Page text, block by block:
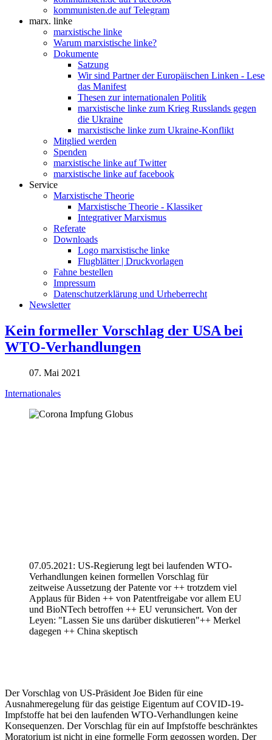
kommunisten.de auf Telegram
marx. linke
marxistische linke
Warum marxistische linke?
Dokumente
Satzung
Wir sind Partner der Europäischen Linken - Lese
das Manifest
Thesen zur internationalen Politik
marxistische linke zum Krieg Russlands gegen
die Ukraine
marxistische linke zum Ukraine-Konflikt
Mitglied werden
Spenden
marxistische linke auf Twitter
marxistische linke auf facebook
Service
Marxistische Theorie
Marxistische Theorie - Klassiker
Integrativer Marxismus
Referate
Downloads
Logo marxistische linke
Flugblätter | Druckvorlagen
Fahne bestellen
Impressum
Datenschutzerklärung und Urheberrecht
Newsletter
Kein formeller Vorschlag der USA bei
WTO-Verhandlungen
07. Mai 2021
Internationales
07.05.2021: US-Regierung legt bei laufenden WTO-
Verhandlungen keinen formellen Vorschlag für
zeitweise Aussetzung der Patente vor ++ trotzdem viel
Applaus für Biden ++ von Patentfreigabe vor allem EU
und BioNTech betroffen ++ EU verunsichert. Von der
Leyen: "Lassen Sie uns darüber diskutieren"++ Merkel
dagegen ++ China skeptisch
Der Vorschlag von US-Präsident Joe Biden für eine
Ausnahmeregelung für das geistige Eigentum auf COVID-19-
Impfstoffe hat bei den laufenden WTO-Verhandlungen keine
Konsequenzen. Der Vorschlag für ein auf Impfstoffe beschränktes
Moratorium ist nicht in eine formelle Form gegossen worden. Der